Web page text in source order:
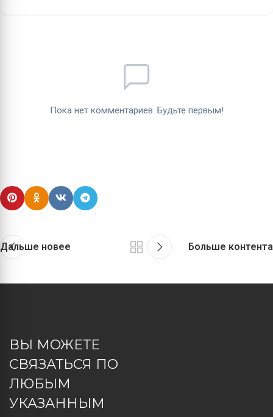
Дальше новее Больше контента
ВЫ МОЖЕТЕ
СВЯЗАТЬСЯ ПО
ЛЮБЫМ
УКАЗАННЫМ